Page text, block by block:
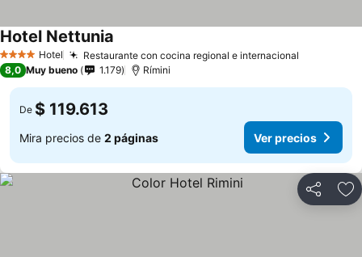
4 EstrellasHotel Restaurante con cocina regional e internacional
Hotel Nettunia
8,0 Muy bueno 1.179 Rímini
De $ 119.613
Mira precios de 2 páginas Ver precios
Compartir